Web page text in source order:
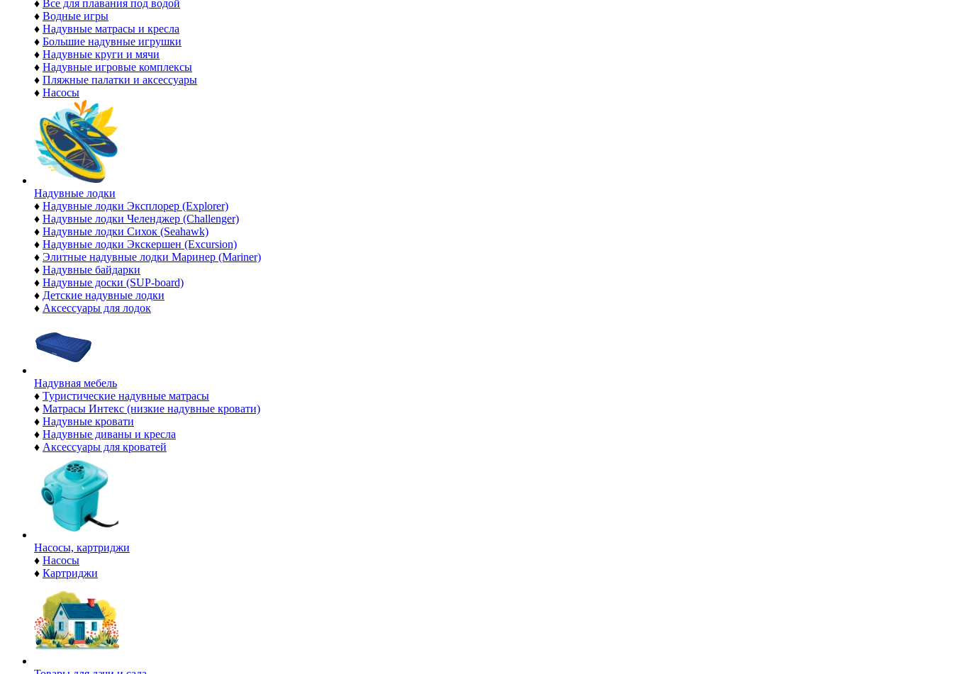
♦ Все для плавания под водой
♦ Водные игры
♦ Надувные матрасы и кресла
♦ Большие надувные игрушки
♦ Надувные круги и мячи
♦ Надувные игровые комплексы
♦ Пляжные палатки и аксессуары
♦ Насосы
Надувные лодки
♦ Надувные лодки Эксплорер (Explorer)
♦ Надувные лодки Челенджер (Challenger)
♦ Надувные лодки Сихок (Seahawk)
♦ Надувные лодки Экскершен (Excursion)
♦ Элитные надувные лодки Маринер (Mariner)
♦ Надувные байдарки
♦ Надувные доски (SUP-board)
♦ Детские надувные лодки
♦ Аксессуары для лодок
Надувная мебель
♦ Туристические надувные матрасы
♦ Матрасы Интекс (низкие надувные кровати)
♦ Надувные кровати
♦ Надувные диваны и кресла
♦ Аксессуары для кроватей
Насосы, картриджи
♦ Насосы
♦ Картриджи